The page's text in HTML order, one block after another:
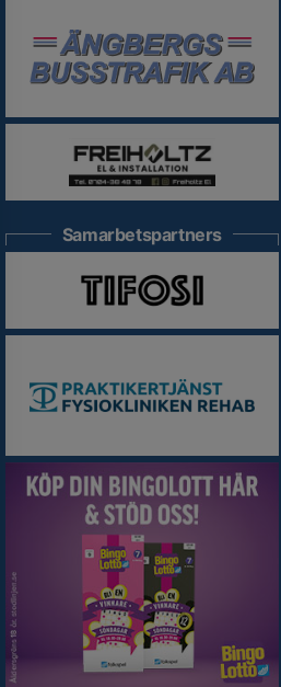
Samarbetspartners